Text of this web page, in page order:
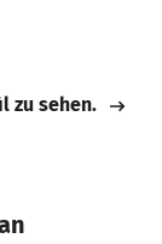
zu sehen.